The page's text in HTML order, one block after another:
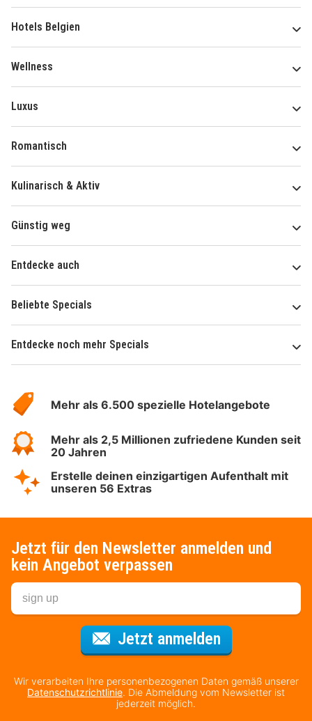
Hotels Belgien
Wellness
Luxus
Romantisch
Kulinarisch & Aktiv
Günstig weg
Entdecke auch
Beliebte Specials
Entdecke noch mehr Specials
Hotelspecials
Mehr als 6.500 spezielle Hotelangebote
Mehr als 2,5 Millionen zufriedene Kunden seit
20 Jahren
Erstelle deinen einzigartigen Aufenthalt mit
unseren 56 Extras
Jetzt für den Newsletter anmelden und
kein Angebot verpassen
Jetzt anmeldenFür den
Wir verarbeiten Ihre personenbezogenen Daten gemäß unserer
Datenschutzrichtlinie. Die Abmeldung vom Newsletter ist
jederzeit möglich.